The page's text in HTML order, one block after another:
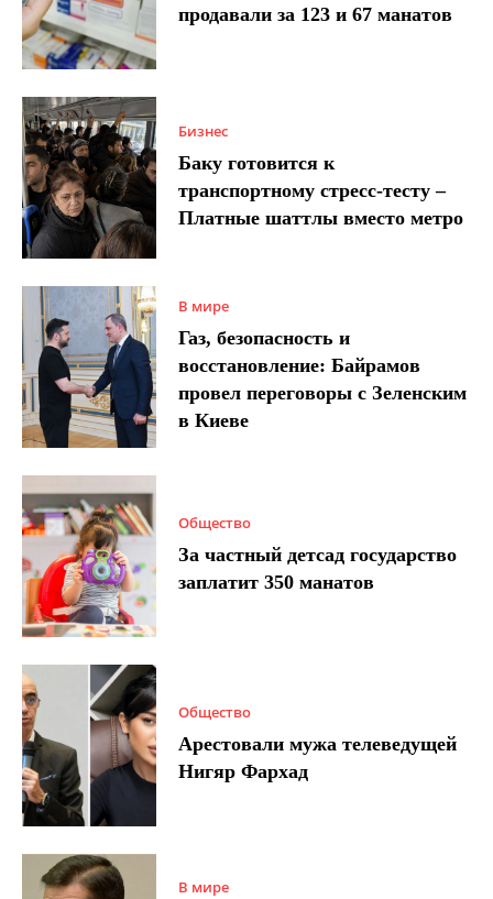
продавали за 123 и 67 манатов
Бизнес
Баку готовится к
транспортному стресс-тесту –
Платные шаттлы вместо метро
В мире
Газ, безопасность и
восстановление: Байрамов
провел переговоры с Зеленским
в Киеве
Общество
За частный детсад государство
заплатит 350 манатов
Общество
Арестовали мужа телеведущей
Нигяр Фархад
В мире